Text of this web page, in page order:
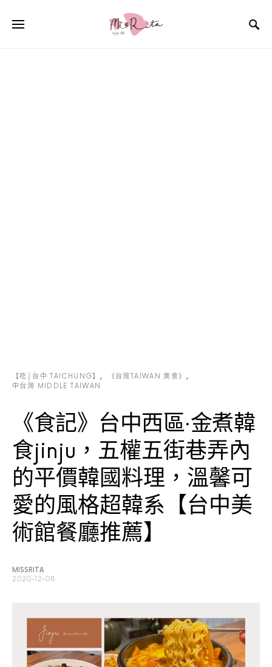
【吃│台中 TAICHUNG】
《台灣TAIWAN 美食》
中台灣 MIDDLE TAIWAN
《食記》台中西區‧金煮韓
食jinju，五權五街巷弄內
的平價韓國料理，溫馨可
愛的風格超韓系【台中美
術館餐廳推薦】
MISSRITA
2020-12-08